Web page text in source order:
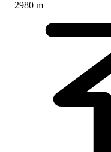
2980 m